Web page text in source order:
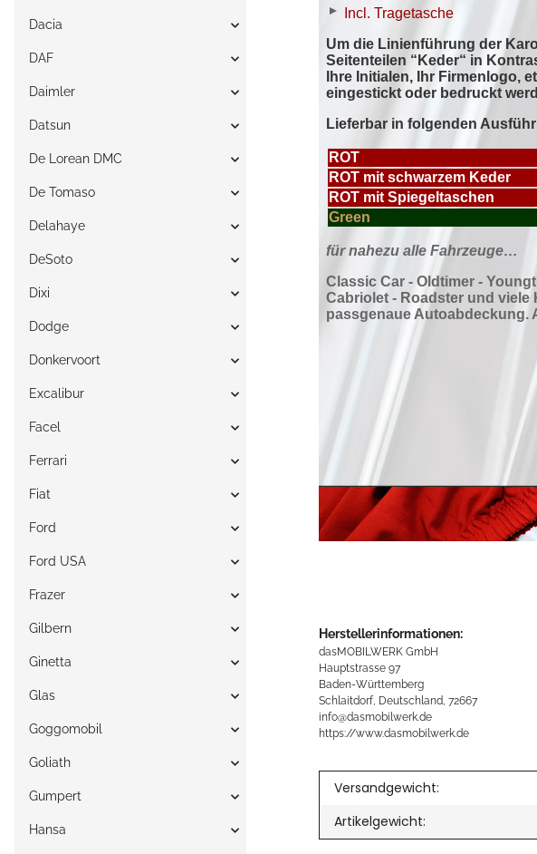
Herstellerinformationen:
dasMOBILWERK GmbH
Hauptstrasse 97
Baden-Württemberg
Schlaitdorf, Deutschland, 72667
info@dasmobilwerk.de
https://www.dasmobilwerk.de
Versandgewicht:
Artikelgewicht:
Dacia
DAF
Daimler
Datsun
De Lorean DMC
De Tomaso
Delahaye
DeSoto
Dixi
Dodge
Donkervoort
Excalibur
Facel
Ferrari
Fiat
Ford
Ford USA
Frazer
Gilbern
Ginetta
Glas
Goggomobil
Goliath
Gumpert
Hansa